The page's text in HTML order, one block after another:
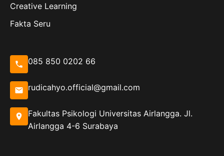
Creative Learning
Fakta Seru
085 850 0202 66
rudicahyo.official@gmail.com
Fakultas Psikologi Universitas Airlangga. Jl.
Airlangga 4-6 Surabaya